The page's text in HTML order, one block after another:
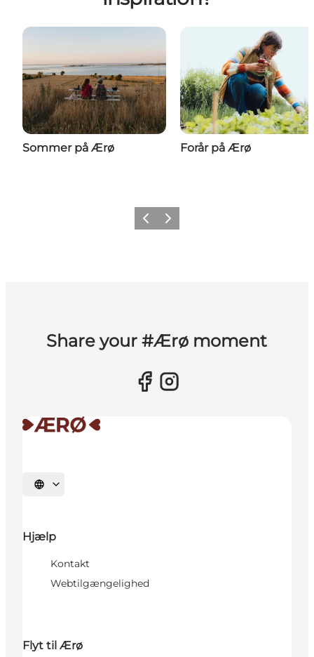
Sommer på Ærø Forår på Ærø
ForrigeNæste
Share your #Ærø moment
Vælg sprog
Hjælp
Kontakt
Webtilgængelighed
Flyt til Ærø